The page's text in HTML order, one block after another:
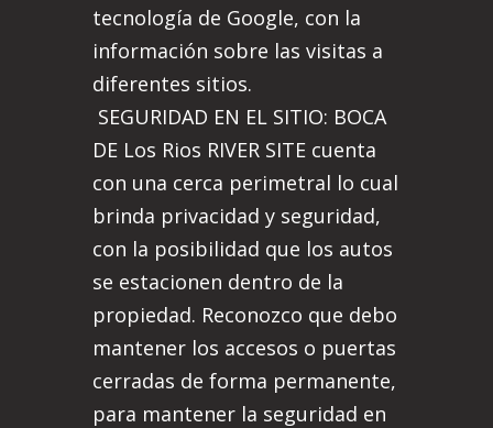
tecnología de Google, con la
información sobre las visitas a
diferentes sitios.
SEGURIDAD EN EL SITIO: BOCA
DE Los Rios RIVER SITE cuenta
con una cerca perimetral lo cual
brinda privacidad y seguridad,
con la posibilidad que los autos
se estacionen dentro de la
propiedad. Reconozco que debo
mantener los accesos o puertas
cerradas de forma permanente,
para mantener la seguridad en